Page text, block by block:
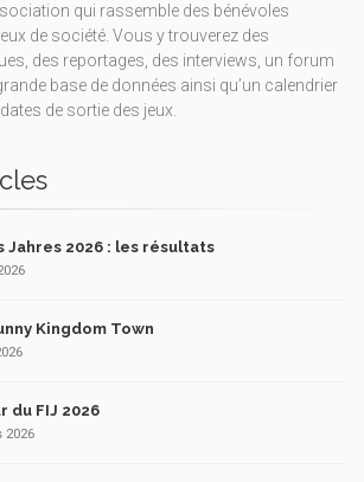
qui rassemble des bénévoles
de société. Vous y trouverez des
des reportages, des interviews, un forum
base de données ainsi qu’un calendrier
de sortie des jeux.
Jahres 2026 : les résultats
Kingdom Town
du FIJ 2026
2026